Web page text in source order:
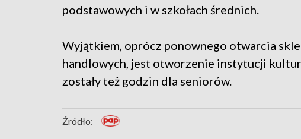
podstawowych i w szkołach średnich.
Wyjątkiem, oprócz ponownego otwarcia
handlowych, jest otworzenie instytucji
zostały też godzin dla seniorów.
Źródło: